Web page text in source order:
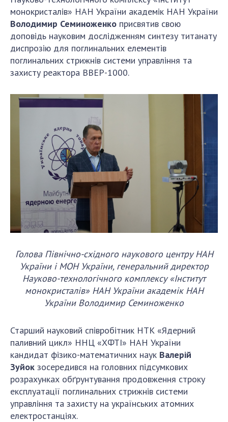
монокристалів» НАН України академік НАН України
Володимир Семиноженко присвятив свою
доповідь науковим дослідженням синтезу титанату
диспрозію для поглинальних елементів
поглинальних стрижнів системи управління та
захисту реактора ВВЕР-1000.
Голова Північно-східного наукового центру НАН
України і МОН України, генеральний директор
Науково-технологічного комплексу «Інститут
монокристалів» НАН України академік НАН
України Володимир Семиноженко
Старший науковий співробітник НТК «Ядерний
паливний цикл» ННЦ «ХФТІ» НАН України
кандидат фізико-математичних наук Валерій
Зуйок зосередився на головних підсумкових
розрахунках обґрунтування продовження строку
експлуатації поглинальних стрижнів системи
управління та захисту на українських атомних
електростанціях.